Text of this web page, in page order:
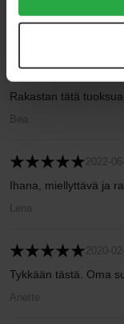
cookies. Du kan
2022-
Rakastan tätä tuoksua.
Bea
2022-
Ihana, miellyttävä ja
Lena
2020-
Tykkään tästä. Oma
Anette